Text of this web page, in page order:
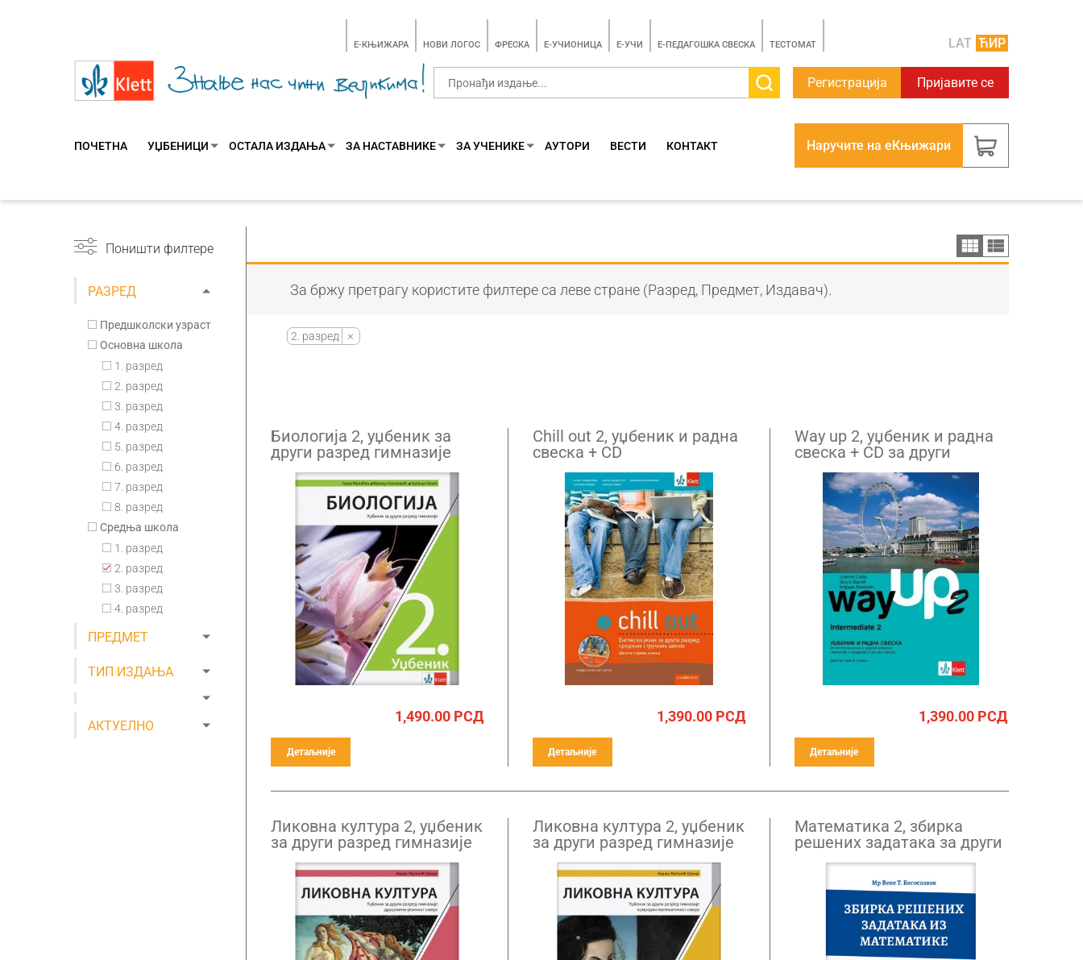
E-КЊИЖАРА НОВИ ЛОГОС ФРЕСКА E-УЧИОНИЦА E-УЧИ Е-ПЕДАГОШКА СВЕСКА TЕСТОМАТ LAT ЋИР
Регистрација Пријавите се
ПОЧЕТНА УЏБЕНИЦИ ОСТАЛА ИЗДАЊА ЗА НАСТАВНИКЕ ЗА УЧЕНИКЕ АУТОРИ ВЕСТИ КОНТАКТ Наручите на еКњижари
Поништи филтере
РАЗРЕД
Предшколски узраст
Основна школа
1. разред
2. разред
3. разред
4. разред
5. разред
6. разред
7. разред
8. разред
Средња школа
1. разред
2. разред
3. разред
4. разред
ПРЕДМЕТ
ТИП ИЗДАЊА
АКТУЕЛНО
За бржу претрагу користите филтере са леве стране (Разред, Предмет, Издавач).
2. разред
Биологија 2, уџбеник за
други разред гимназије
1,490.00РСД
Детаљније
Chill out 2, уџбеник и радна
свеска + CD
1,390.00РСД
Детаљније
Way up 2, уџбеник и радна
свеска + CD за други
разред гимназије и
средњих стручних школа
1,390.00РСД
Детаљније
Ликовна култура 2, уџбеник
за други разред гимназије
друштвено-језичког смера
Ликовна култура 2, уџбеник
за други разред гимназије
природно-математичког
смера
Mатематика 2, збирка
решених задатака за други
разред средње школе